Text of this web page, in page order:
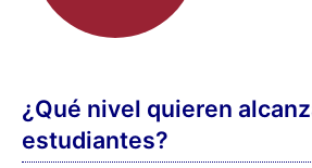
¿Qué nivel quieren
estudiantes?